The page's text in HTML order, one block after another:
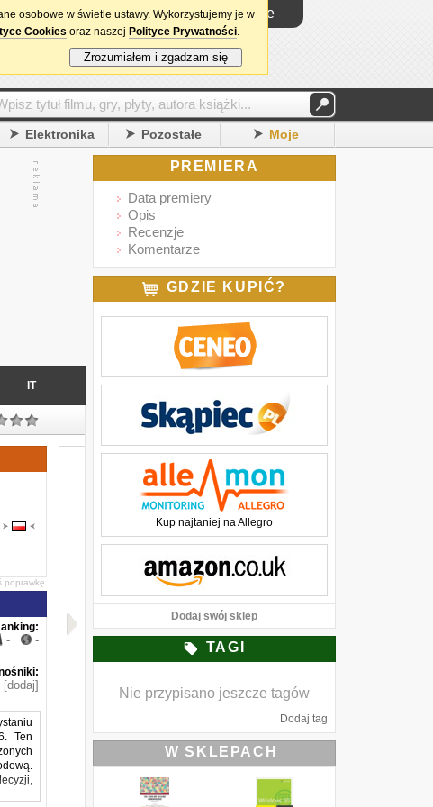
Logowanie
Elektronika Pozostałe Moje
IT
poprawkę
- -
[dodaj]
Ten
PREMIERA
Data premiery
Opis
Recenzje
Komentarze
GDZIE KUPIĆ?
Kup najtaniej na Allegro
Dodaj swój sklep
TAGI
Nie przypisano jeszcze tagów
Dodaj tag
W SKLEPACH
osobowe w świetle ustawy. Wykorzystujemy je w
Cookies oraz naszej Polityce Prywatności.
Zrozumiałem i zgadzam się